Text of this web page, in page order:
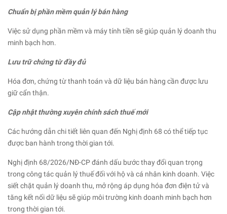
Chuẩn bị phần mềm quản lý bán hàng
Việc sử dụng phần mềm và máy tính tiền sẽ giúp quản lý doanh thu
minh bạch hơn.
Lưu trữ chứng từ đầy đủ
Hóa đơn, chứng từ thanh toán và dữ liệu bán hàng cần được lưu
giữ cẩn thận.
Cập nhật thường xuyên chính sách thuế mới
Các hướng dẫn chi tiết liên quan đến Nghị định 68 có thể tiếp tục
được ban hành trong thời gian tới.
Nghị định 68/2026/NĐ-CP đánh dấu bước thay đổi quan trọng
trong công tác quản lý thuế đối với hộ và cá nhân kinh doanh. Việc
siết chặt quản lý doanh thu, mở rộng áp dụng hóa đơn điện tử và
tăng kết nối dữ liệu sẽ giúp môi trường kinh doanh minh bạch hơn
trong thời gian tới.